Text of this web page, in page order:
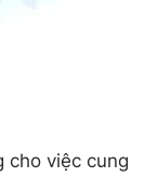
cho việc cung